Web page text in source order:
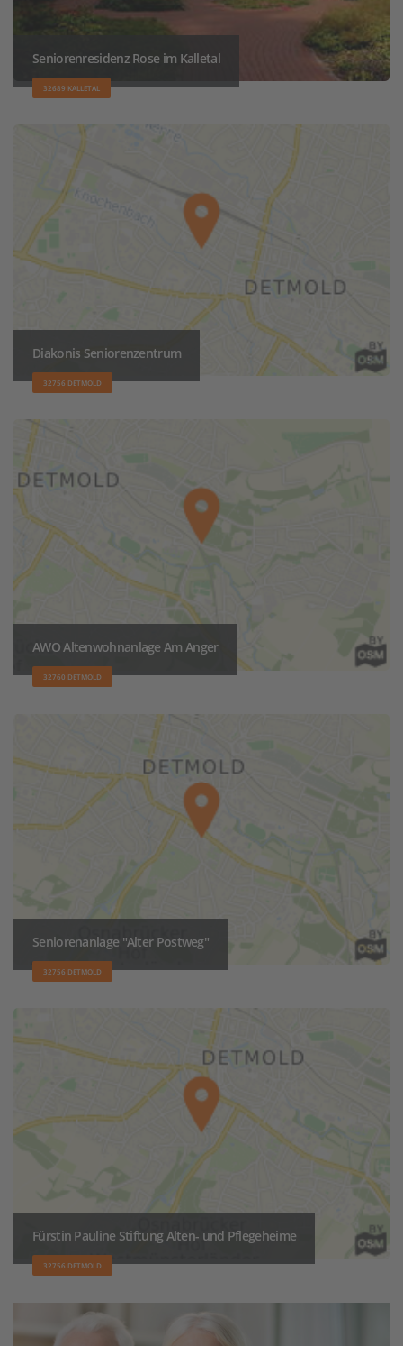
Seniorenresidenz Rose im Kalletal
32689 KALLETAL
Diakonis Seniorenzentrum
32756 DETMOLD
AWO Altenwohnanlage Am Anger
32760 DETMOLD
Seniorenanlage "Alter Postweg"
32756 DETMOLD
Fürstin Pauline Stiftung Alten- und Pflegeheime
32756 DETMOLD